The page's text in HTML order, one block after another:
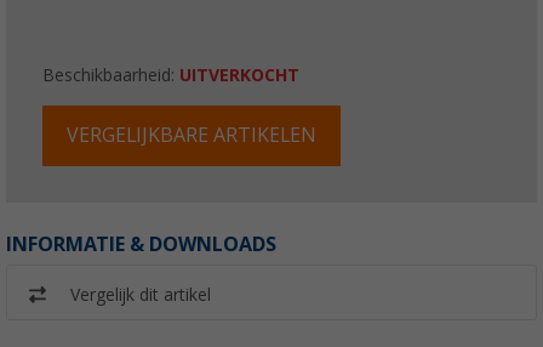
Beschikbaarheid: UITVERKOCHT
VERGELIJKBARE ARTIKELEN
INFORMATIE & DOWNLOADS
Vergelijk dit artikel